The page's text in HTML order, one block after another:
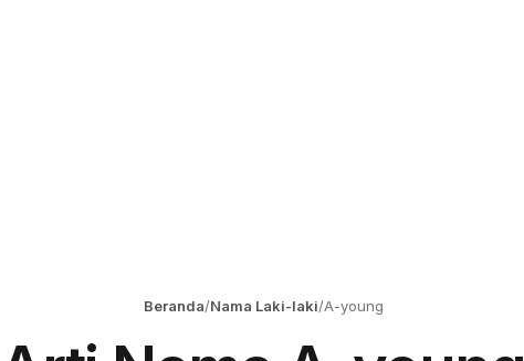
Beranda/Nama Laki-laki/A-young